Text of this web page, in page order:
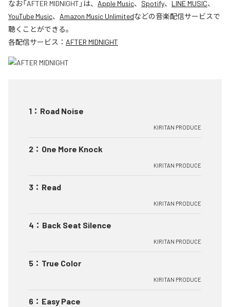
なお「AFTER MIDNIGHT 」は、 Apple Music、 Spotify、 LINE MUSIC、
YouTube Music、 Amazon Music Unlimitedなどの音楽配信サービスで
聴くことができる。
各配信サービス： AFTER MIDNIGHT
1 ： Road Noise
KIRITAN PRODUCE
2 ： One More Knock
KIRITAN PRODUCE
3 ： Read
KIRITAN PRODUCE
4 ： Back Seat Silence
KIRITAN PRODUCE
5 ： True Color
KIRITAN PRODUCE
6 ： Easy Pace